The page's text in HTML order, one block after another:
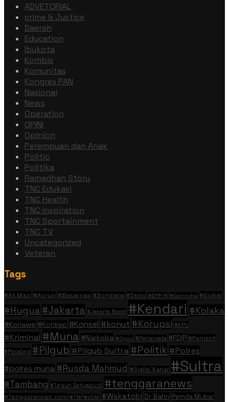
ADVETORIAL
crime & Justice
Daerah
Education
Ibukota
Kombis
Komunitas
Kongres PAN
Nasional
News
Operation
OPINI
Opinion
Perempuan dan Anak
Politic
Politika
Ramadhan Story
TNC Edukasi
TNC Health
TNC Inspiration
TNC Sportainment
TNC TV
Uncategorized
Veteran
Tags
#Ali Mazi #Asrun #Basarnas #Bombana #Demo #DPR RI #Gerindra #Golkar
#Hugua #Jakarta #Jakarta Barat #Kendari #Kolaka
#Konawe #Konkep #Konsel #konut #Korupsi #KPU
#Kriminal #Muna #Narkoba #Opini #Pariwisata #PDIP #Pemkot
#Pilcaleg #Pilgub #Pilgub Sultra #Politik #Polres
#polres muna #Rusda Mahmud #Sjafei Kahar #Sultra
#Tambang #Teguh Setyabudi #tenggaranews
#Tenggaranews.com #TNI #VDNI #Wakatobi Dr Bahri Pemda Mubar